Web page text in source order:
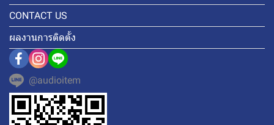
CONTACT US
ผลงานการติดตั้ง
@audioitem